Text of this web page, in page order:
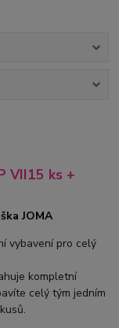
VII15 ks +
JOMA
vybavení pro celý
kompletní
celý tým jedním